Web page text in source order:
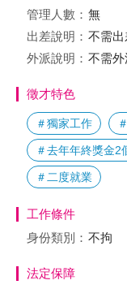
管理人數： 無
出差說明： 不需出
外派說明： 不需外
徵才特色
＃獨家工作
＃去年年終獎金2
＃二度就業
工作條件
身份類別： 不拘
法定保障